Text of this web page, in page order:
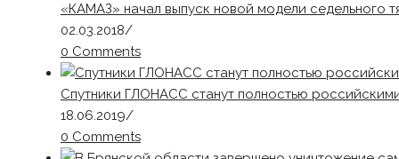
«КАМАЗ» начал выпуск новой модели седельного
02.03.2018/
0 Comments
Спутники ГЛОНАСС станут полностью
18.06.2019/
0 Comments